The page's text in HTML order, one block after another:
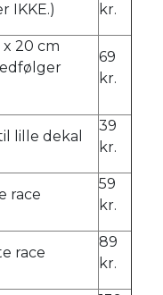
IKKE.) kr.
20 cm
69
kr.
lille dekal
39
kr.
race
59
kr.
race
89
kr.